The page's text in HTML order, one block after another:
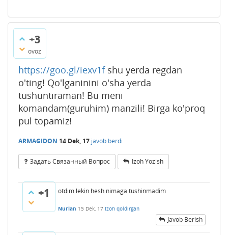
+3
ovoz
https://goo.gl/iexv1fshu yerda regdan
o'ting! Qo'lganinini o'sha yerda
tushuntiraman! Bu meni
komandam(guruhim) manzili! Birga ko'proq
pul topamiz!
ARMAGIDON 14 Dek, 17 javob berdi
Задать Связанный Вопрос Izoh Yozish
+1 otdim lekin hesh nimaga tushinmadim
Nurlan 15 Dek, 17 Izoh qoldirgan
Javob Berish